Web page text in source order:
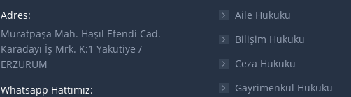
Adres:
Muratpaşa Mah. Haşıl Efendi Cad.
Karadayı İş Mrk. K:1 Yakutiye /
ERZURUM
Whatsapp Hattımız:
Aile Hukuku
Bilişim Hukuku
Ceza Hukuku
Gayrimenkul Hukuku